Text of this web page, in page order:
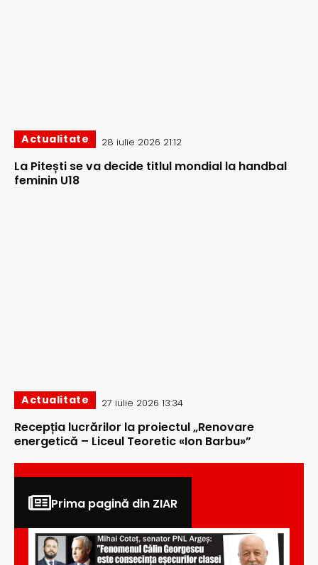
Actualitate 28 iulie 2026 21:12
La Pitești se va decide titlul mondial la handbal
feminin U18
Actualitate 27 iulie 2026 13:34
Recepția lucrărilor la proiectul „Renovare
energetică – Liceul Teoretic «Ion Barbu»”
Prima pagină din ZIAR